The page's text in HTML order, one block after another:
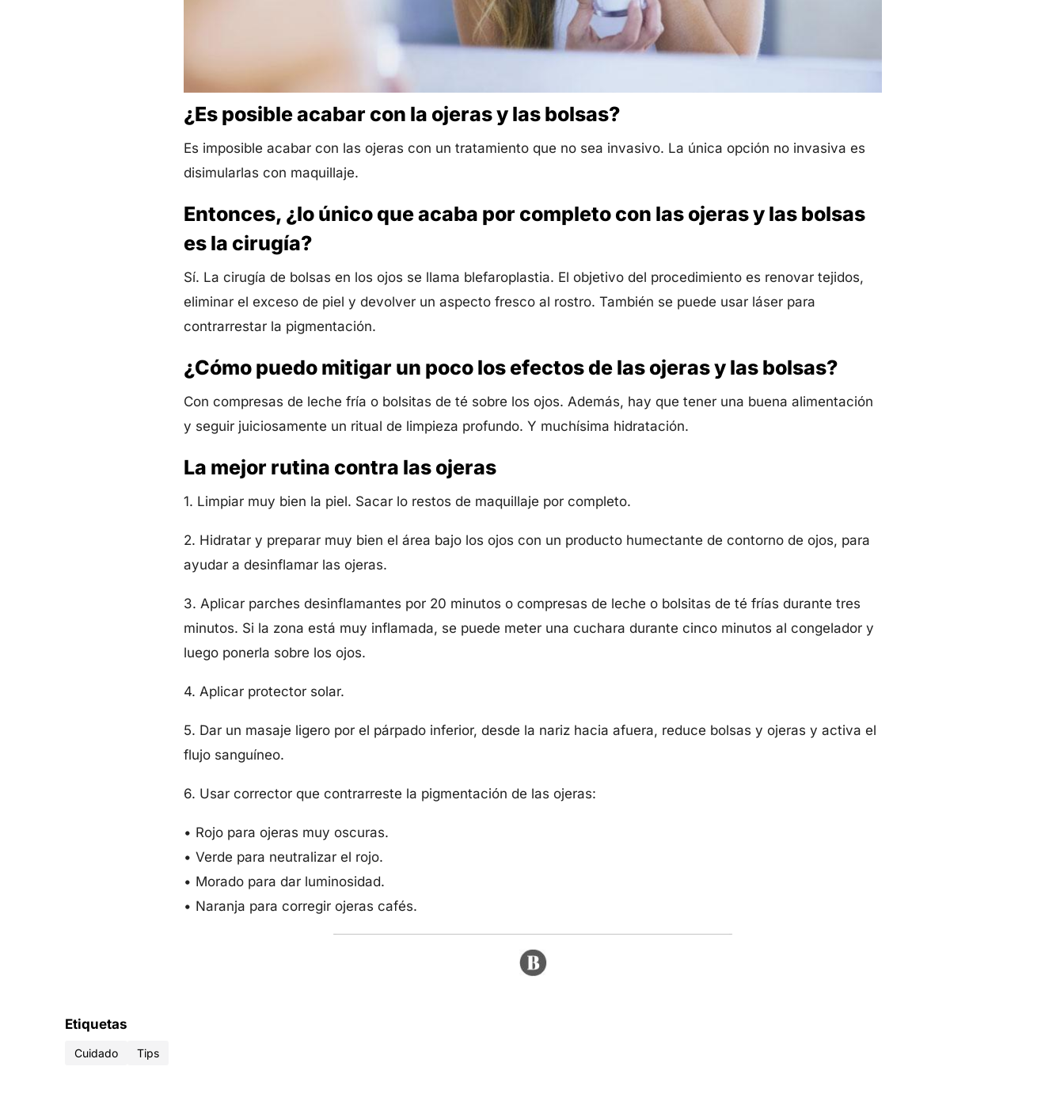
¿Es posible acabar con la ojeras y las bolsas?
Es imposible acabar con las ojeras con un tratamiento que no sea invasivo. La única opción no invasiva es
disimularlas con maquillaje.
Entonces, ¿lo único que acaba por completo con las ojeras y las bolsas
es la cirugía?
Sí. La cirugía de bolsas en los ojos se llama blefaroplastia. El objetivo del procedimiento es renovar tejidos,
eliminar el exceso de piel y devolver un aspecto fresco al rostro. También se puede usar láser para
contrarrestar la pigmentación.
¿Cómo puedo mitigar un poco los efectos de las ojeras y las bolsas?
Con compresas de leche fría o bolsitas de té sobre los ojos. Además, hay que tener una buena alimentación
y seguir juiciosamente un ritual de limpieza profundo. Y muchísima hidratación.
La mejor rutina contra las ojeras
1. Limpiar muy bien la piel. Sacar lo restos de maquillaje por completo.
2. Hidratar y preparar muy bien el área bajo los ojos con un producto humectante de contorno de ojos, para
ayudar a desinflamar las ojeras.
3. Aplicar parches desinflamantes por 20 minutos o compresas de leche o bolsitas de té frías durante tres
minutos. Si la zona está muy inflamada, se puede meter una cuchara durante cinco minutos al congelador y
luego ponerla sobre los ojos.
4. Aplicar protector solar.
5. Dar un masaje ligero por el párpado inferior, desde la nariz hacia afuera, reduce bolsas y ojeras y activa el
flujo sanguíneo.
6. Usar corrector que contrarreste la pigmentación de las ojeras:
• Rojo para ojeras muy oscuras.
• Verde para neutralizar el rojo.
• Morado para dar luminosidad.
• Naranja para corregir ojeras cafés.
Etiquetas
Cuidado Tips